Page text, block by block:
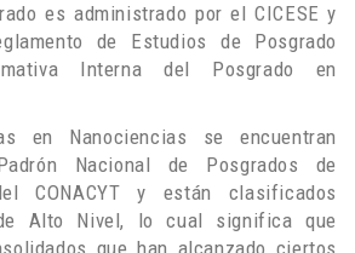
es administrado por el CICESE y
de Estudios de Posgrado
Interna del Posgrado en
en Nanociencias se encuentran
Nacional de Posgrados de
CONACYT y están clasificados
Alto Nivel, lo cual significa que